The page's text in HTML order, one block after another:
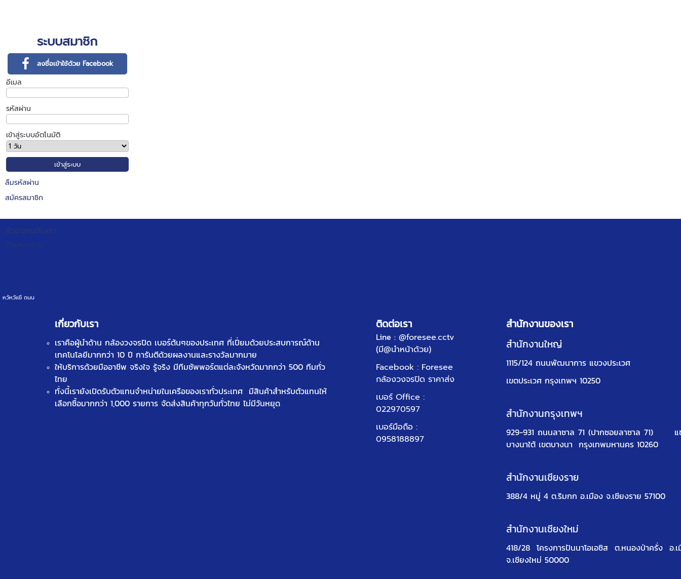
ระบบสมาชิก
ลงชื่อเข้าใช้ด้วย Facebook
อีเมล
รหัสผ่าน
เข้าสู่ระบบอัตโนมัติ
ลืมรหัสผ่าน
สมัครสมาชิก
หวัหวัเเชี ถนน
เกี่ยวกับเรา
เราคือผู้นำด้าน กล้องวงจรปิด เบอร์ต้นๆของประเทศ ที่เปี่ยมด้วยประสบการณ์ด้าน
เทคโนโลยีมากกว่า 10 ปี การันตีด้วยผลงานและรางวัลมากมาย
ให้บริการด้วยมืออาชีพ จริงใจ รู้จริง มีทีมซัพพอร์ตแต่ละจังหวัดมากกว่า 500 ทีมทั่ว
ไทย
ทั่งนี้เรายังเปิดรับตัวแทนจำหน่ายในเครือของเราทั่วประเทศ มีสินค้าสำหรับตัวแทนให้
เลือกซื้อมากกว่า 1,000 รายการ จัดส่งสินค้าทุกวันทั่วไทย ไม่มีวันหยุด
ติดต่อเรา
Line : @foresee.cctv
(มี@นำหน้าด้วย)
Facebook : Foresee
กล้องวงจรปิด ราคาส่ง
เบอร์ Office :
022970597
เบอร์มือถือ :
0958188897
สำนักงานของเรา
สำนักงานใหญ่
1115/124 ถนนพัฒนาการ แขวงประเวศ
เขตประเวศ กรุงเทพฯ 10250
สำนักงานกรุงเทพฯ
929-931 ถนนลาซาล 71 (ปากซอยลาซาล 71)
บางนาใต้ เขตบางนา กรุงเทพมหานคร 10260
สำนักงานเชียงราย
388/4 หมู่ 4 ต.ริมกก อ.เมือง จ.เชียงราย 57100
สำนักงานเชียงใหม่
418/28 โครงการปันนาโอเอซิส ต.หนองป่าครั่ง อ.เ
จ.เชียงใหม่ 50000